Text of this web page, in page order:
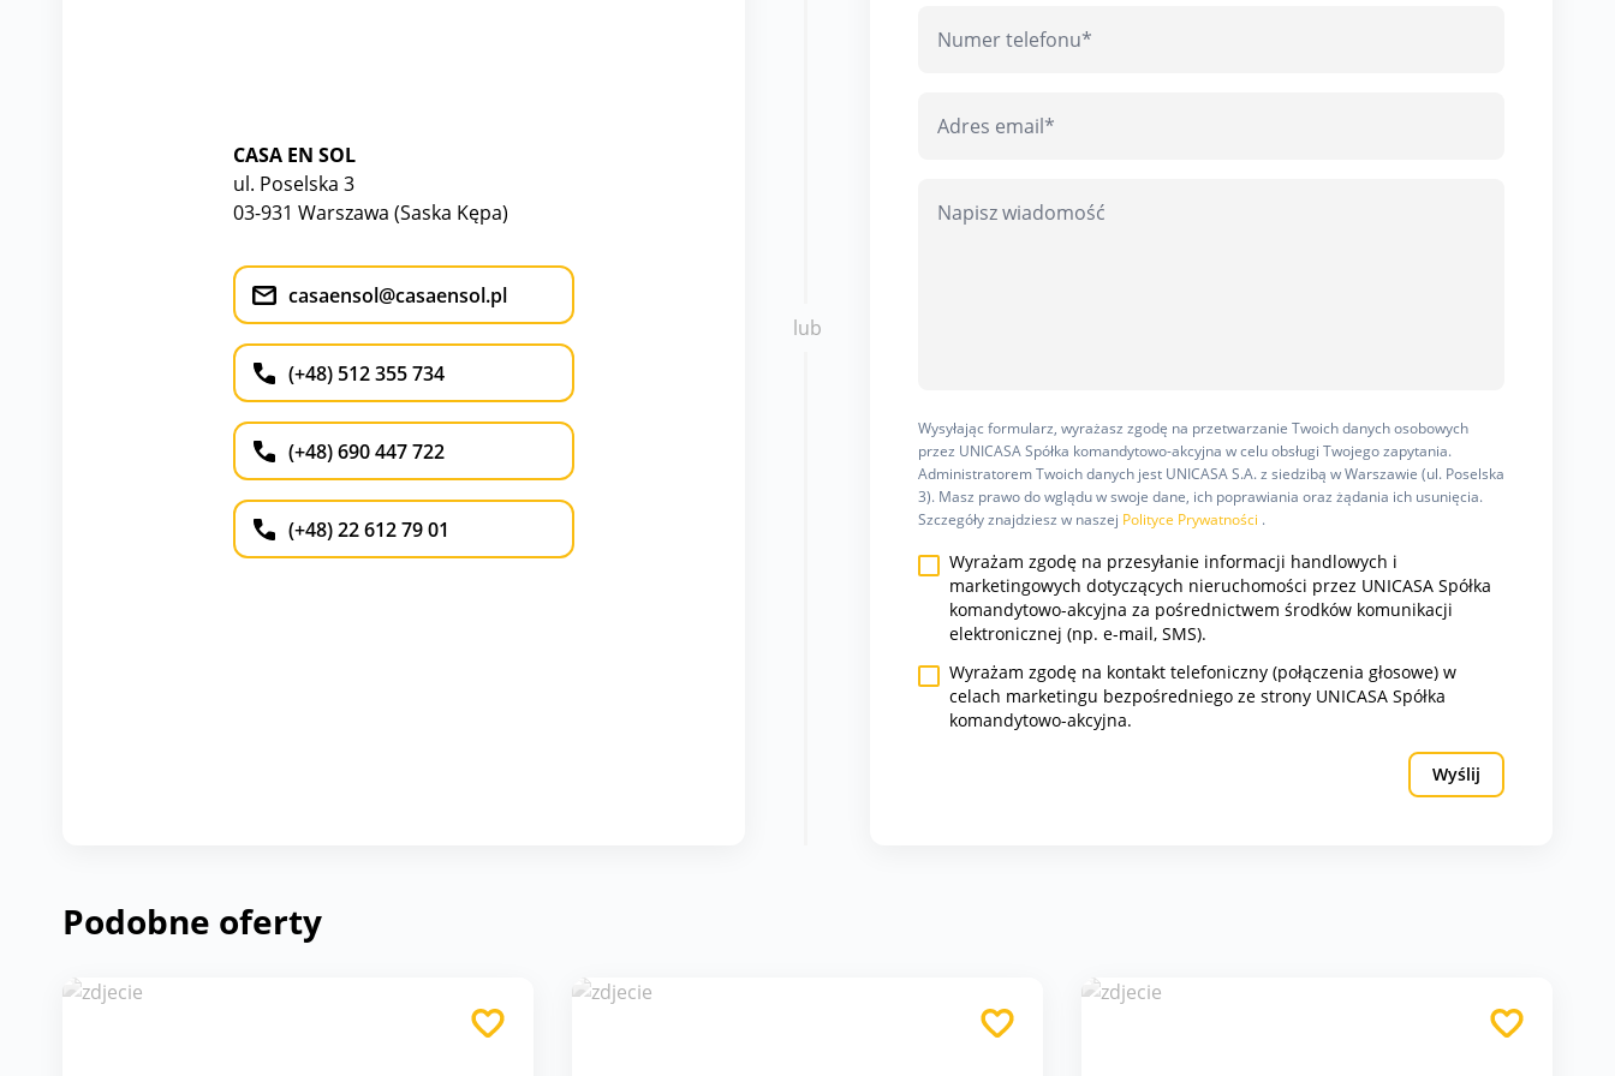
CASA EN SOL
ul. Poselska 3
03-931 Warszawa (Saska Kępa)
casaensol@casaensol.pl
(+48) 512 355 734
(+48) 690 447 722
(+48) 22 612 79 01
lub
Wysyłając formularz, wyrażasz zgodę na przetwarzanie Twoich danych osobowych
przez UNICASA Spółka komandytowo-akcyjna w celu obsługi Twojego zapytania.
Administratorem Twoich danych jest UNICASA S.A. z siedzibą w Warszawie (ul. Poselska
3). Masz prawo do wglądu w swoje dane, ich poprawiania oraz żądania ich usunięcia.
Szczegóły znajdziesz w naszej Polityce Prywatności .
Wyrażam zgodę na przesyłanie informacji handlowych i
marketingowych dotyczących nieruchomości przez UNICASA Spółka
komandytowo-akcyjna za pośrednictwem środków komunikacji
elektronicznej (np. e-mail, SMS).
Wyrażam zgodę na kontakt telefoniczny (połączenia głosowe) w
celach marketingu bezpośredniego ze strony UNICASA Spółka
komandytowo-akcyjna.
Wyślij
Podobne oferty